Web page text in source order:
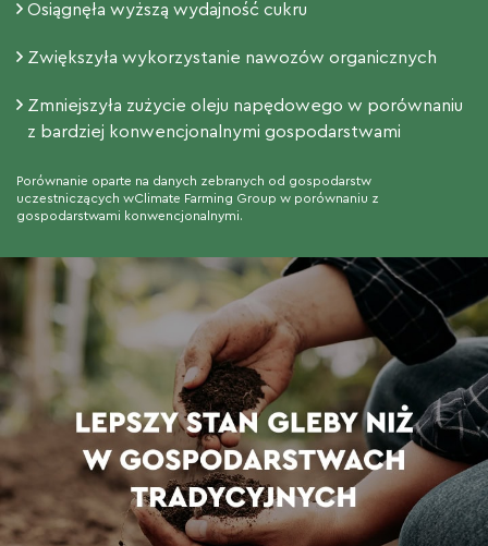
Osiągnęła wyższą wydajność cukru
Zwiększyła wykorzystanie nawozów organicznych
Zmniejszyła zużycie oleju napędowego w porównaniu
z bardziej konwencjonalnymi gospodarstwami
Porównanie oparte na danych zebranych od gospodarstw
uczestniczących wClimate Farming Group w porównaniu z
gospodarstwami konwencjonalnymi.